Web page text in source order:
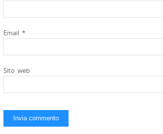
Email *
Sito web